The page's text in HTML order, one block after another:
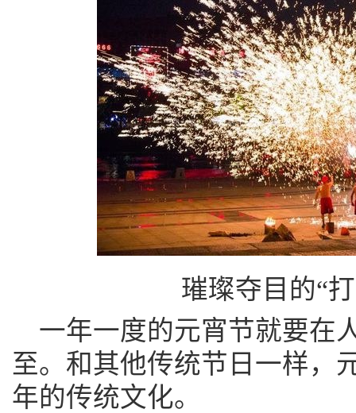
璀璨夺目的“
一年一度的元宵节就要在
至。和其他传统节日一样，
年的传统文化。